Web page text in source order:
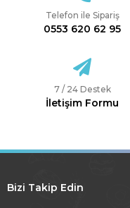
Telefon ile Sipariş
0553 620 62 95
7 / 24 Destek
İletişim Formu
Bizi Takip Edin